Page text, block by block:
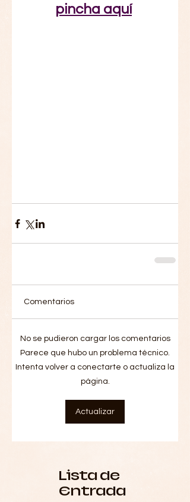
pincha aquí
Comentarios
No se pudieron cargar los comentarios
Parece que hubo un problema técnico.
Intenta volver a conectarte o actualiza la
página.
Actualizar
Lista de
Entrada